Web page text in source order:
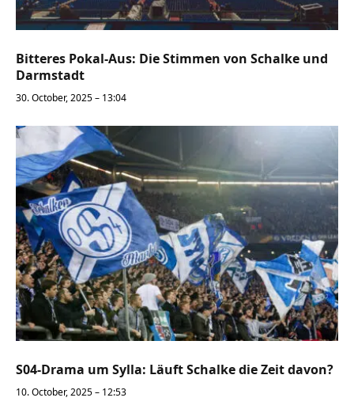
Bitteres Pokal-Aus: Die Stimmen von Schalke und
Darmstadt
30. October, 2025 – 13:04
S04-Drama um Sylla: Läuft Schalke die Zeit davon?
10. October, 2025 – 12:53